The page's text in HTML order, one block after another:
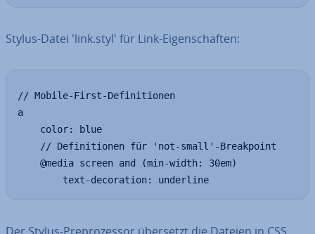
Stylus-Datei 'link.styl' für Link-Ei­gen­schaf­ten:
// Mobile-First-Definitionen
a
		text-decoration: underline